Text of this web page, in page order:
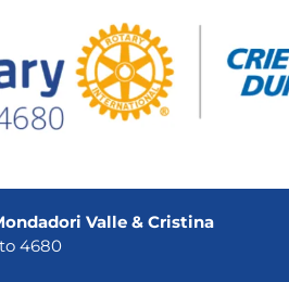
Valle & Cristina
4680